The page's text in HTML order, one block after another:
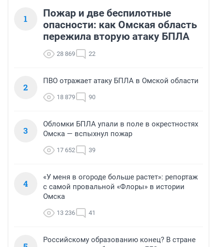
1
Пожар и две беспилотные
опасности: как Омская область
пережила вторую атаку БПЛА
28 869 22
2
ПВО отражает атаку БПЛА в Омской области
18 879 90
3
Обломки БПЛА упали в поле в окрестностях
Омска — вспыхнул пожар
17 652 39
4
«У меня в огороде больше растет»: репортаж
с самой провальной «Флоры» в истории
Омска
13 236 41
Российскому образованию конец? В стране